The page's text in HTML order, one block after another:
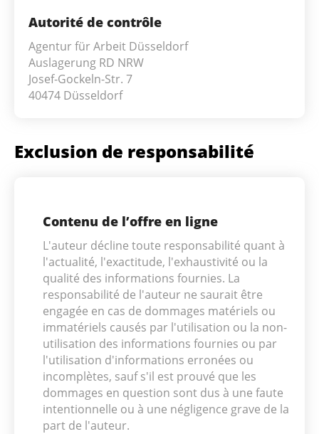
Autorité de contrôle
Agentur für Arbeit Düsseldorf
Auslagerung RD NRW
Josef-Gockeln-Str. 7
40474 Düsseldorf
Exclusion de responsabilité
Contenu de l’offre en ligne
L'auteur décline toute responsabilité quant à
l'actualité, l'exactitude, l'exhaustivité ou la
qualité des informations fournies. La
responsabilité de l'auteur ne saurait être
engagée en cas de dommages matériels ou
immatériels causés par l'utilisation ou la non-
utilisation des informations fournies ou par
l'utilisation d'informations erronées ou
incomplètes, sauf s'il est prouvé que les
dommages en question sont dus à une faute
intentionnelle ou à une négligence grave de la
part de l'auteur.